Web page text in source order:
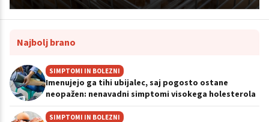
Najbolj brano
SIMPTOMI IN BOLEZNI
Imenujejo ga tihi ubijalec, saj pogosto ostane
neopažen: nenavadni simptomi visokega holesterola
SIMPTOMI IN BOLEZNI